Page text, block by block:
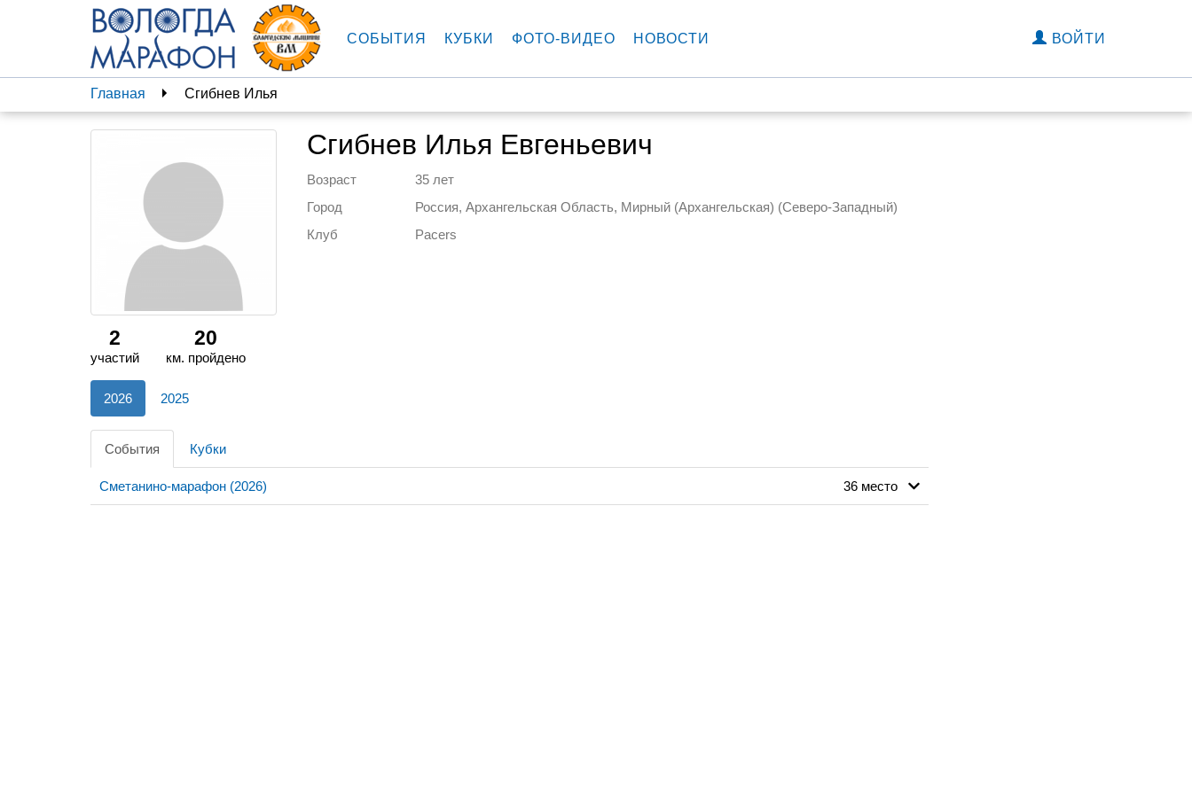
СОБЫТИЯ КУБКИ ФОТО-ВИДЕО НОВОСТИ ВОЙТИ
Главная Сгибнев Илья
Сгибнев Илья Евгеньевич
Возраст
35 лет
Город
Россия, Архангельская Область, Мирный (Архангельская) (Северо-Западный)
Клуб
Pacers
2
участий
20
км. пройдено
2026 2025
События Кубки
Сметанино-марафон (2026) 36 место